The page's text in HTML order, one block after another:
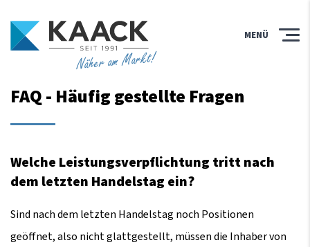
Näher am Markt!
MENÜ
FAQ - Häufig gestellte Fragen
Welche Leistungsverpflichtung tritt nach
dem letzten Handelstag ein?
Sind nach dem letzten Handelstag noch Positionen
geöffnet, also nicht glattgestellt, müssen die Inhaber von